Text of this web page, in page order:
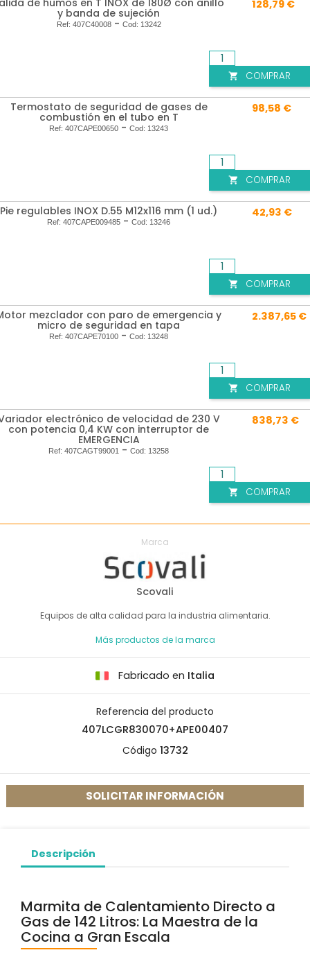
Marca
Scovali
Equipos de alta calidad para la industria alimentaria.
Más productos de la marca
Fabricado en Italia
Referencia del producto
407LCGR830070+APE00407
Código 13732
SOLICITAR INFORMACIÓN
y banda de sujeción
Ref: 407C40008- Cod: 13242
128,79 €
 COMPRAR
Termostato de seguridad de gases de
combustión en el tubo en T
Ref: 407CAPE00650 - Cod: 13243
98,58 €
 COMPRAR
Pie regulables INOX D.55 M12x116 mm (1 ud.)
Ref: 407CAPE009485 - Cod: 13246
42,93 €
 COMPRAR
mezclador con paro de emergencia y
micro de seguridad en tapa
Ref: 407CAPE70100 - Cod: 13248
2.387,65 €
 COMPRAR
electrónico de velocidad de 230 V
con potencia 0,4 KW con interruptor de
EMERGENCIA
Ref: 407CAGT99001 - Cod: 13258
838,73 €
 COMPRAR
Descripción
Marmita de Calentamiento Directo a
Gas de 142 Litros: La Maestra de la
Cocina a Gran Escala